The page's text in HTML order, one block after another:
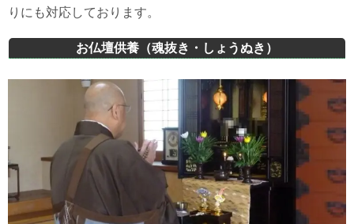
りにも対応しております。
お仏壇供養（魂抜き・しょうぬき）